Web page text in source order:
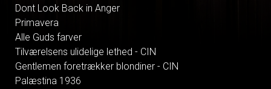
Dont Look Back in Anger
Primavera
Alle Guds farver
Tilværelsens ulidelige lethed - CIN
Gentlemen foretrækker blondiner - CIN
Palæstina 1936